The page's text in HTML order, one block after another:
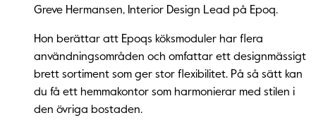
Greve Hermansen, Interior Design Lead på Epoq.
Hon berättar att Epoqs köksmoduler har flera
användningsområden och omfattar ett designmässigt
brett sortiment som ger stor flexibilitet. På så sätt kan
du få ett hemmakontor som harmonierar med stilen i
den övriga bostaden.